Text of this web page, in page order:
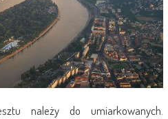
należy do umiarkowanych.